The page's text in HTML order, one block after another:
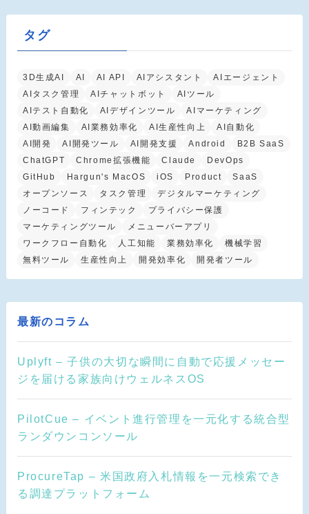
タグ
3D生成AI AI AI API AIアシスタント
AIエージェント
AIタスク管理
AIチャットボット
AIツール
AIテスト自動化
AIデザインツール
AIマーケティング
AI動画編集
AI業務効率化 AI生産性向上
AI自動化
AI開発
AI開発ツール AI開発支援 Android
B2B SaaS
ChatGPT
Chrome拡張機能 Claude
DevOps
GitHub
Hargun's MacOS iOS Product
SaaS
オープンソース
タスク管理
デジタルマーケティング
ノーコード
フィンテック
プライバシー保護
マーケティングツール
メニューバーアプリ
ワークフロー自動化
人工知能 業務効率化
機械学習
無料ツール
生産性向上 開発効率化 開発者ツール
最新のコラム
Uplyft – 子供の大切な瞬間に自動で応援メッセー
ジを届ける家族向けウェルネスOS
PilotCue – イベント進行管理を一元化する統合型
ランダウンコンソール
ProcureTap – 米国政府入札情報を一元検索でき
る調達プラットフォーム